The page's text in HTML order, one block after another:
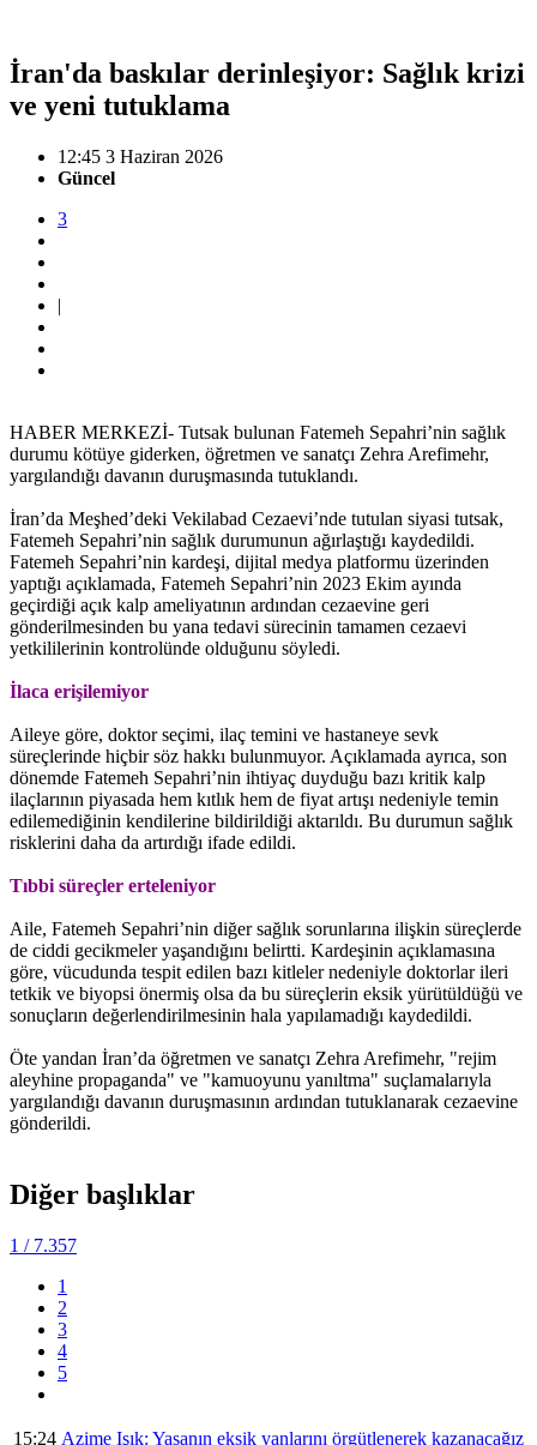
İran'da baskılar derinleşiyor: Sağlık krizi
ve yeni tutuklama
12:45 3 Haziran 2026
Güncel
3
|
HABER MERKEZİ- Tutsak bulunan Fatemeh Sepahri’nin sağlık
durumu kötüye giderken, öğretmen ve sanatçı Zehra Arefimehr,
yargılandığı davanın duruşmasında tutuklandı.
İran’da Meşhed’deki Vekilabad Cezaevi’nde tutulan siyasi tutsak,
Fatemeh Sepahri’nin sağlık durumunun ağırlaştığı kaydedildi.
Fatemeh Sepahri’nin kardeşi, dijital medya platformu üzerinden
yaptığı açıklamada, Fatemeh Sepahri’nin 2023 Ekim ayında
geçirdiği açık kalp ameliyatının ardından cezaevine geri
gönderilmesinden bu yana tedavi sürecinin tamamen cezaevi
yetkililerinin kontrolünde olduğunu söyledi.
İlaca erişilemiyor
Aileye göre, doktor seçimi, ilaç temini ve hastaneye sevk
süreçlerinde hiçbir söz hakkı bulunmuyor. Açıklamada ayrıca, son
dönemde Fatemeh Sepahri’nin ihtiyaç duyduğu bazı kritik kalp
ilaçlarının piyasada hem kıtlık hem de fiyat artışı nedeniyle temin
edilemediğinin kendilerine bildirildiği aktarıldı. Bu durumun sağlık
risklerini daha da artırdığı ifade edildi.
Tıbbi süreçler erteleniyor
Aile, Fatemeh Sepahri’nin diğer sağlık sorunlarına ilişkin süreçlerde
de ciddi gecikmeler yaşandığını belirtti. Kardeşinin açıklamasına
göre, vücudunda tespit edilen bazı kitleler nedeniyle doktorlar ileri
tetkik ve biyopsi önermiş olsa da bu süreçlerin eksik yürütüldüğü ve
sonuçların değerlendirilmesinin hala yapılamadığı kaydedildi.
Öte yandan İran’da öğretmen ve sanatçı Zehra Arefimehr, "rejim
aleyhine propaganda" ve "kamuoyunu yanıltma" suçlamalarıyla
yargılandığı davanın duruşmasının ardından tutuklanarak cezaevine
gönderildi.
Diğer başlıklar
1 / 7.357
1
2
3
4
5
15:24 Azime Işık: Yasanın eksik yanlarını örgütlenerek kazanacağız